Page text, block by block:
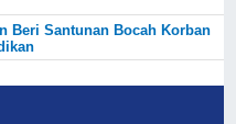
Beri Santunan Bocah Korban